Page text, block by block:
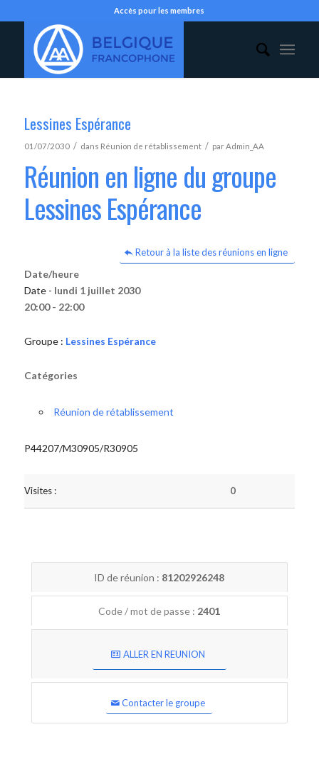
Accès pour les membres
Lessines Espérance
01/07/2030 / dans Réunion de rétablissement / parAdmin_AA
Réunion en ligne du groupe
Lessines Espérance
Retour à la liste des réunions en ligne
Date/heure
Date - lundi 1 juillet 2030
20:00 - 22:00
Groupe : Lessines Espérance
Catégories
Réunion de rétablissement
P44207/M30905/R30905
Visites : 0
ID de réunion : 81202926248
Code / mot de passe : 2401
ALLER EN REUNION
Contacter le groupe